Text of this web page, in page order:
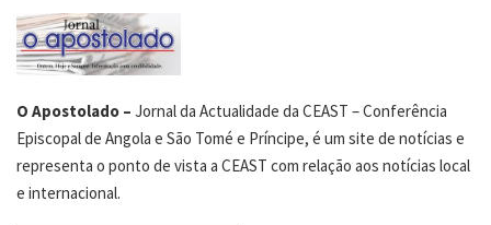
O Apostolado – Jornal da Actualidade da CEAST – Conferência
Episcopal de Angola e São Tomé e Príncipe, é um site de notícias e
representa o ponto de vista a CEAST com relação aos notícias local
e internacional.